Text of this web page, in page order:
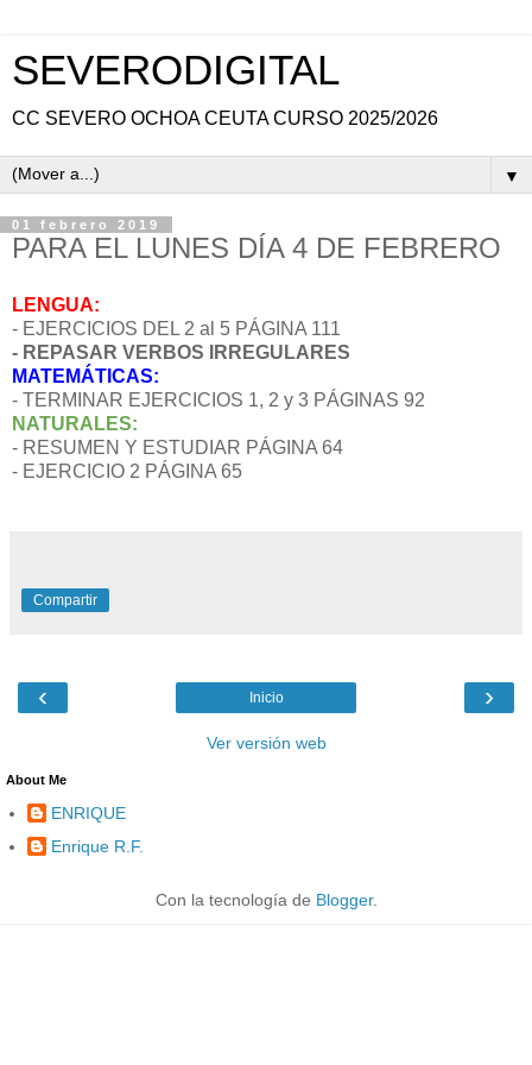
SEVERODIGITAL
CC SEVERO OCHOA CEUTA CURSO 2025/2026
▼
01 febrero 2019
PARA EL LUNES DÍA 4 DE FEBRERO
LENGUA:
- EJERCICIOS DEL 2 al 5 PÁGINA 111
- REPASAR VERBOS IRREGULARES
MATEMÁTICAS:
- TERMINAR EJERCICIOS 1, 2 y 3 PÁGINAS 92
NATURALES:
- RESUMEN Y ESTUDIAR PÁGINA 64
- EJERCICIO 2 PÁGINA 65
Compartir
‹ ›
Inicio
Ver versión web
About Me
ENRIQUE
Enrique R.F.
Con la tecnología de Blogger.